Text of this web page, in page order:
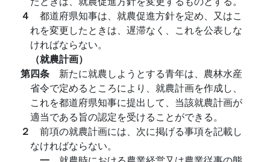
４ 都道府県知事は、就農促進方針を定め、又はこ
れを変更したときは、遅滞なく、これを公表しな
ければならない。
（就農計画）
第四条 新たに就農しようとする青年は、農林水産
省令で定めるところにより、就農計画を作成し、
これを都道府県知事に提出して、当該就農計画が
適当である旨の認定を受けることができる。
２ 前項の就農計画には、次に掲げる事項を記載し
なければならない。